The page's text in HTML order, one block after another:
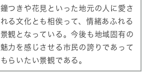
鐘つきや花見といった地元の人に愛さ
れる文化とも相俟って、情緒あふれる
景観となっている。今後も地域固有の
魅力を感じさせる市民の誇りであって
もらいたい景観である。